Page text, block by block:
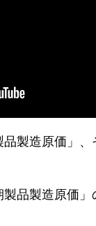
品製造原価」
品製造原価